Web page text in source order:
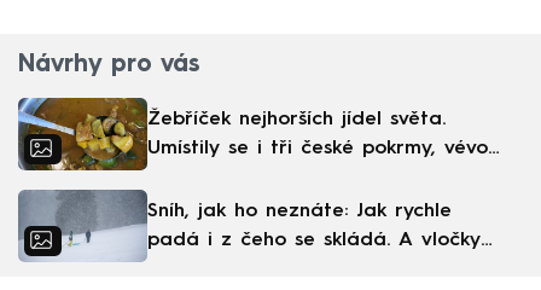
Návrhy pro vás
Žebříček nejhorších jídel světa.
Umístily se i tři české pokrmy, vévodí
Sníh, jak ho neznáte: Jak rychle
padá i z čeho se skládá. A vločky